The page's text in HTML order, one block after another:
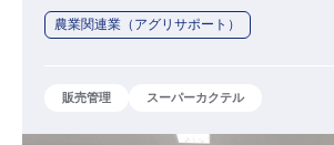
農業関連業（アグリサポート）
販売管理 スーパーカクテル